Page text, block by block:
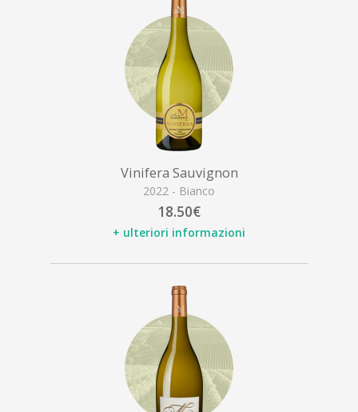
Vinifera Sauvignon
2022 - Bianco
18.50€
+ ulteriori informazioni